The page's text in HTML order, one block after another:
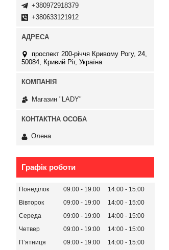
+380972918379
+380633121912
проспект 200-річчя Кривому Рогу, 24,
50084, Кривий Ріг, Україна
Магазин "LADY"
Олена
Графік роботи
Понеділок 09:00 19:00 14:00
15:00
Вівторок
09:00 19:00 14:00
15:00
Середа
09:00 19:00 14:00
15:00
Четвер
09:00 19:00 14:00
15:00
Пʼятниця
09:00 19:00 14:00
15:00